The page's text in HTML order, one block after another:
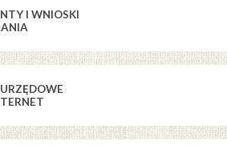
I WNIOSKI